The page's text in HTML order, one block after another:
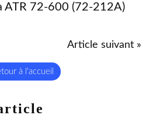
ATR 72-600 (72-212A)
Article suivant »
à l'accueil